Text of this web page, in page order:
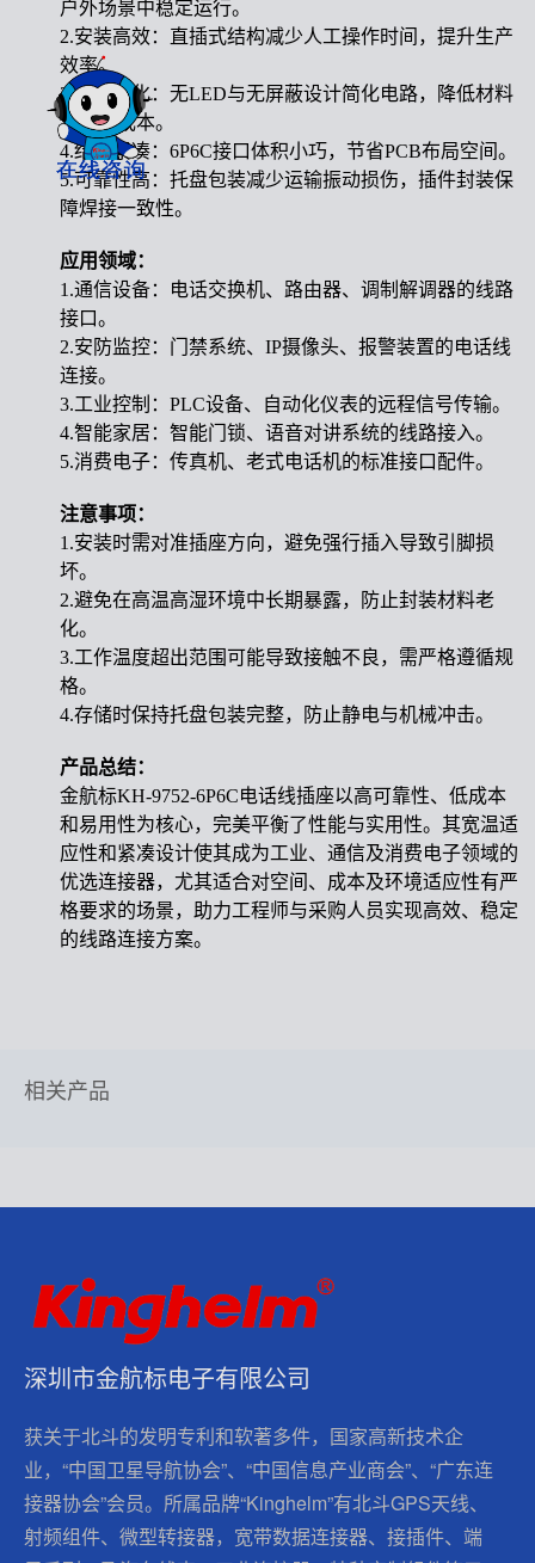
户外场景中稳定运行。
2.安装高效：直插式结构减少人工操作时间，提升生产
效率。
3.成本优化：无LED与无屏蔽设计简化电路，降低材料
与能耗成本。
4.结构紧凑：6P6C接口体积小巧，节省PCB布局空间。
5.可靠性高：托盘包装减少运输振动损伤，插件封装保
障焊接一致性。
应用领域：
1.通信设备：电话交换机、路由器、调制解调器的线路
接口。
2.安防监控：门禁系统、IP摄像头、报警装置的电话线
连接。
3.工业控制：PLC设备、自动化仪表的远程信号传输。
4.智能家居：智能门锁、语音对讲系统的线路接入。
5.消费电子：传真机、老式电话机的标准接口配件。
注意事项：
1.安装时需对准插座方向，避免强行插入导致引脚损
坏。
2.避免在高温高湿环境中长期暴露，防止封装材料老
化。
3.工作温度超出范围可能导致接触不良，需严格遵循规
格。
4.存储时保持托盘包装完整，防止静电与机械冲击。
产品总结：
金航标KH-9752-6P6C电话线插座以高可靠性、低成本
和易用性为核心，完美平衡了性能与实用性。其宽温适
应性和紧凑设计使其成为工业、通信及消费电子领域的
优选连接器，尤其适合对空间、成本及环境适应性有严
格要求的场景，助力工程师与采购人员实现高效、稳定
的线路连接方案。
相关产品
深圳市金航标电子有限公司
获关于北斗的发明专利和软著多件，国家高新技术企
业，“中国卫星导航协会”、“中国信息产业商会”、“广东连
接器协会”会员。所属品牌“Kinghelm”有北斗GPS天线、
射频组件、微型转接器，宽带数据连接器、接插件、端